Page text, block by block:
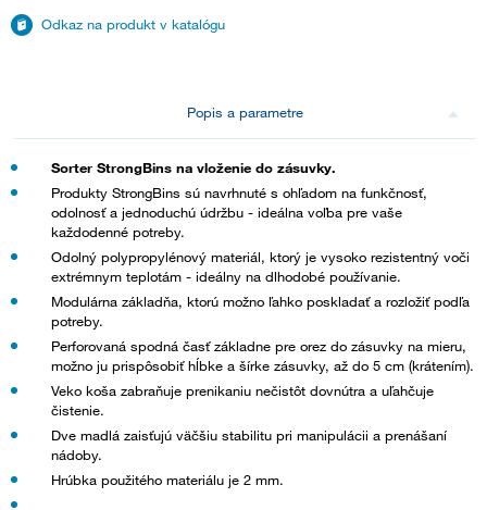
Odkaz na produkt v katalógu
Popis a parametre
Sorter StrongBins na vloženie do zásuvky.
Produkty StrongBins sú navrhnuté s ohľadom na funkčnosť,
odolnosť a jednoduchú údržbu - ideálna voľba pre vaše
každodenné potreby.
Odolný polypropylénový materiál, ktorý je vysoko rezistentný voči
extrémnym teplotám - ideálny na dlhodobé používanie.
Modulárna základňa, ktorú možno ľahko poskladať a rozložiť podľa
potreby.
Perforovaná spodná časť základne pre orez do zásuvky na mieru,
možno ju prispôsobiť hĺbke a šírke zásuvky, až do 5 cm (krátením).
Veko koša zabraňuje prenikaniu nečistôt dovnútra a uľahčuje
čistenie.
Dve madlá zaisťujú väčšiu stabilitu pri manipulácii a prenášaní
nádoby.
Hrúbka použitého materiálu je 2 mm.